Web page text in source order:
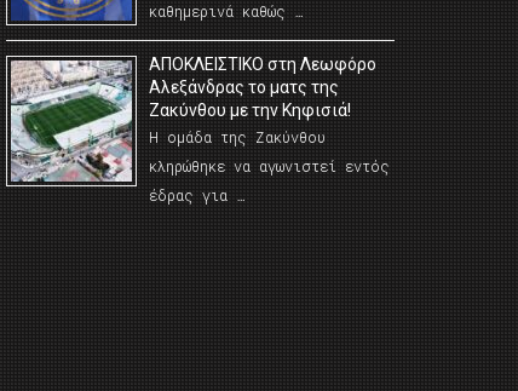
καθημερινά καθώς …
AΠΟΚΛΕΙΣΤΙΚΟ στη Λεωφόρο
Αλεξάνδρας το ματς της
Ζακύνθου με την Κηφισιά!
Η ομάδα της Ζακύνθου
κληρώθηκε να αγωνιστεί εντός
έδρας για …